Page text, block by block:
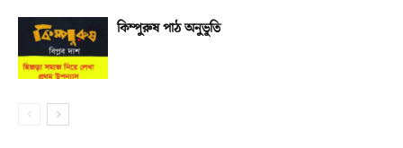
কিম্পুরুষ পাঠ অনুভূতি